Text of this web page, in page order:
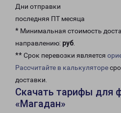
Дни отправки
последняя ПТ месяца
* Минимальная стоимость
направлению: руб.
** Срок перевозки является
Рассчитайте в калькуляторе
доставки.
Скачать тарифы для
«Магадан»